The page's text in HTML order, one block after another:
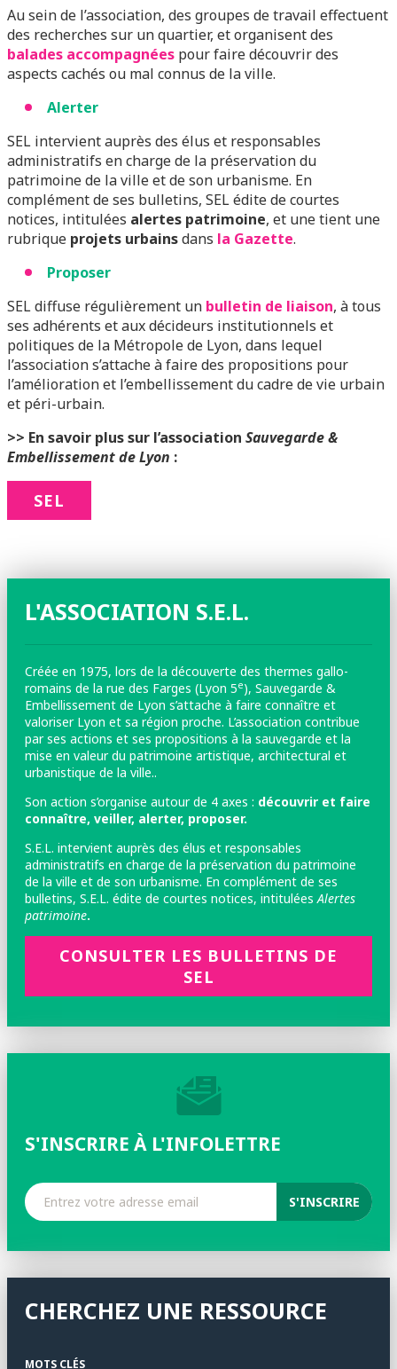
Au sein de l’association, des groupes de travail effectuent
des recherches sur un quartier, et organisent des
balades accompagnées pour faire découvrir des
aspects cachés ou mal connus de la ville.
Alerter
SEL intervient auprès des élus et responsables
administratifs en charge de la préservation du
patrimoine de la ville et de son urbanisme. En
complément de ses bulletins, SEL édite de courtes
notices, intitulées alertes patrimoine, et une tient une
rubrique projets urbainsdans la Gazette.
Proposer
SEL diffuse régulièrement un bulletin de liaison, à tous
ses adhérents et aux décideurs institutionnels et
politiques de la Métropole de Lyon, dans lequel
l’association s’attache à faire des propositions pour
l’amélioration et l’embellissement du cadre de vie urbain
et péri-urbain.
>> En savoir plus sur l’association Sauvegarde &
Embellissement de Lyon :
SEL
L'ASSOCIATION S.E.L.
Créée en 1975, lors de la découverte des thermes gallo-
romains de la rue des Farges (Lyon 5e), Sauvegarde &
Embellissement de Lyon s’attache à faire connaître et
valoriser Lyon et sa région proche. L’association contribue
par ses actions et ses propositions à la sauvegarde et la
mise en valeur du patrimoine artistique, architectural et
urbanistique de la ville..
Son action s’organise autour de 4 axes : découvrir et faire
connaître, veiller, alerter, proposer.
S.E.L. intervient auprès des élus et responsables
administratifs en charge de la préservation du patrimoine
de la ville et de son urbanisme. En complément de ses
bulletins, S.E.L. édite de courtes notices, intituléesAlertes
patrimoine.
CONSULTER LES BULLETINS DE
SEL
S'INSCRIRE À L'INFOLETTRE
CHERCHEZ UNE RESSOURCE
MOTS CLÉS